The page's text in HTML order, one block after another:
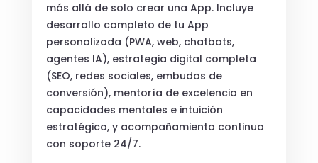
más allá de solo crear una App. Incluye
desarrollo completo de tu App
personalizada (PWA, web, chatbots,
agentes IA), estrategia digital completa
(SEO, redes sociales, embudos de
conversión), mentoría de excelencia en
capacidades mentales e intuición
estratégica, y acompañamiento continuo
con soporte 24/7.